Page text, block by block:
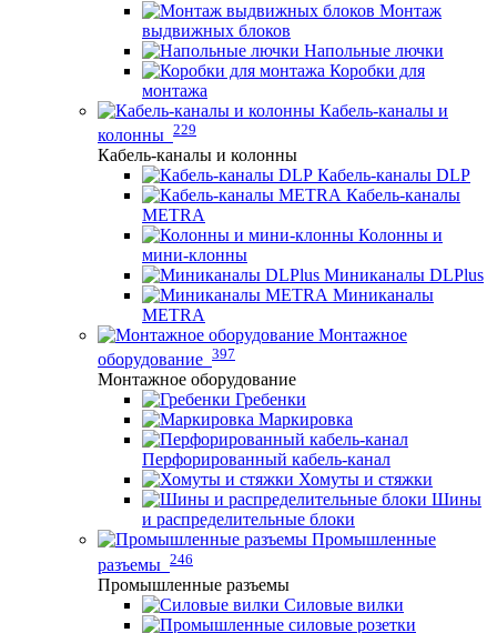
Монтаж
выдвижных блоков
Напольные лючки
Коробки для
монтажа
Кабель-каналы и
колонны 229
Кабель-каналы и колонны
Кабель-каналы DLP
Кабель-каналы
METRA
Колонны и
мини-клонны
Миниканалы DLPlus
Миниканалы
METRA
Монтажное
оборудование 397
Монтажное оборудование
Гребенки
Маркировка
Перфорированный кабель-канал
Хомуты и стяжки
Шины
и распределительные блоки
Промышленные
разъемы 246
Промышленные разъемы
Силовые вилки